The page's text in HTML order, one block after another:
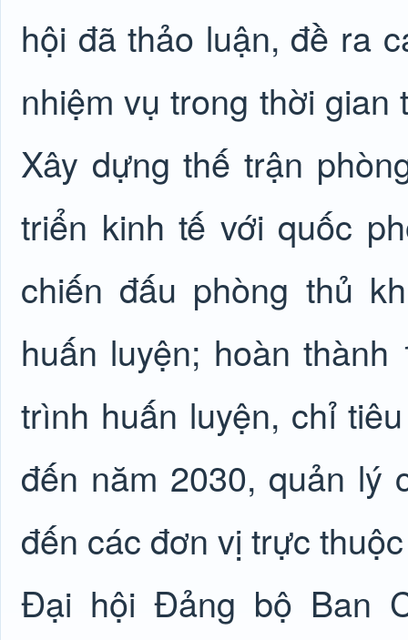
hội đã thảo luận, đề ra
nhiệm vụ trong thời
Xây dựng thế trận
triển kinh tế với quốc
chiến đấu phòng thủ
huấn luyện; hoàn
trình huấn luyện, chỉ
đến năm 2030, quản lý
đến các đơn vị trực
Đại hội Đảng bộ Ban